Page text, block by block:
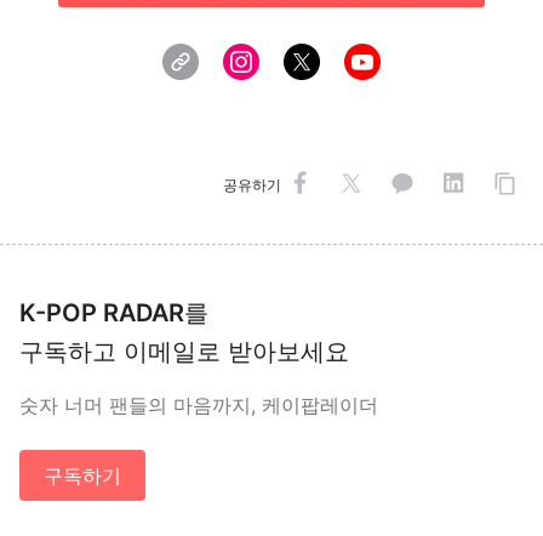
공유하기
K-POP RADAR를
구독하고 이메일로 받아보세요
숫자 너머 팬들의 마음까지, 케이팝레이더
구독하기